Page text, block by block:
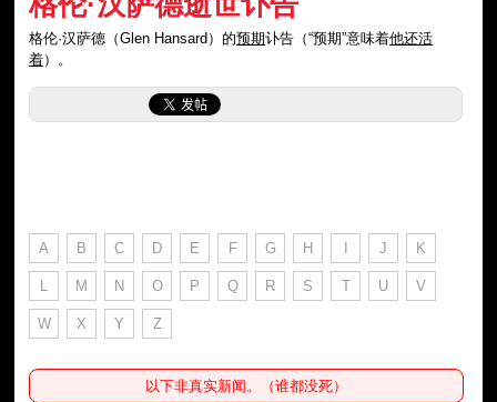
格伦·汉萨德（Glen Hansard）的预期讣告（“预期”意味着他还活
着）。
A B C D E F G H I J K
L M N O P Q R S T U V
W X Y Z
以下非真实新闻。（谁都没死）